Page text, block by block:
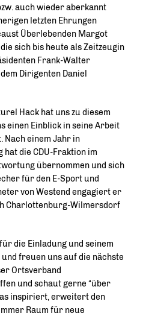
auch wieder aberkannt
letzten Ehrungen
Überlebenden Margot
sich bis heute als Zeitzeugin
Frank-Walter
Dirigenten Daniel
Hack hat uns zu diesem
einen Einblick in seine Arbeit
Nach einem Jahr in
die CDU-Fraktion im
übernommen und sich
für den E-Sport und
von Westend engagiert er
Charlottenburg-Wilmersdorf
die Einladung und seinem
freuen uns auf die nächste
Ortsverband
und schaut gerne “über
inspiriert, erweitert den
Raum für neue